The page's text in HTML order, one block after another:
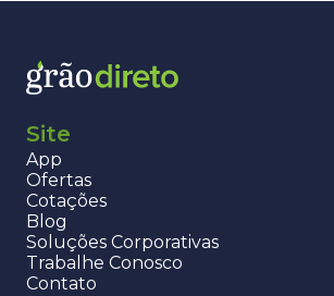
Site
App
Ofertas
Cotações
Blog
Soluções Corporativas
Trabalhe Conosco
Contato